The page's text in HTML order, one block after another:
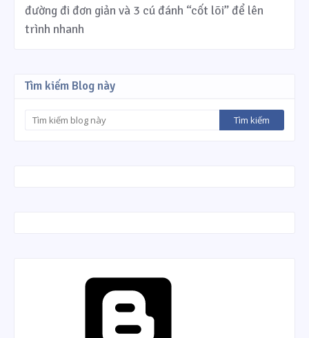
đường đi đơn giản và 3 cú đánh “cốt lõi” để lên
trình nhanh
Tìm kiếm Blog này